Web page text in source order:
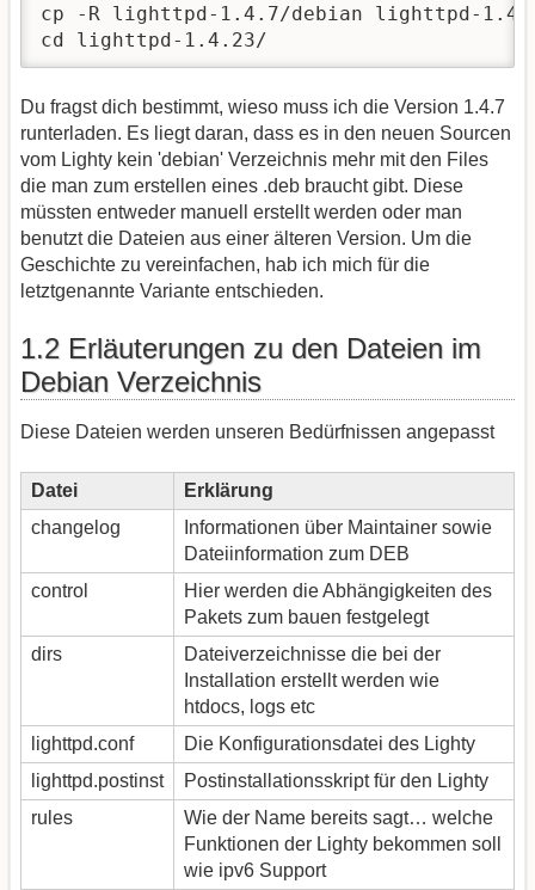
cp -R lighttpd-1.4.7/debian lighttpd-
cd lighttpd-1.4.23/
Du fragst dich bestimmt, wieso muss ich die Version 1.4.7
runterladen. Es liegt daran, dass es in den neuen Sourcen
vom Lighty kein 'debian' Verzeichnis mehr mit den Files
die man zum erstellen eines .deb braucht gibt. Diese
müssten entweder manuell erstellt werden oder man
benutzt die Dateien aus einer älteren Version. Um die
Geschichte zu vereinfachen, hab ich mich für die
letztgenannte Variante entschieden.
1.2 Erläuterungen zu den Dateien im
Debian Verzeichnis
Diese Dateien werden unseren Bedürfnissen angepasst
Datei
Erklärung
changelog
Informationen über Maintainer sowie
Dateiinformation zum DEB
control
Hier werden die Abhängigkeiten des
Pakets zum bauen festgelegt
dirs
Dateiverzeichnisse die bei der
Installation erstellt werden wie
htdocs, logs etc
lighttpd.conf
Die Konfigurationsdatei des Lighty
lighttpd.postinst
Postinstallationsskript für den Lighty
rules
Wie der Name bereits sagt… welche
Funktionen der Lighty bekommen soll
wie ipv6 Support